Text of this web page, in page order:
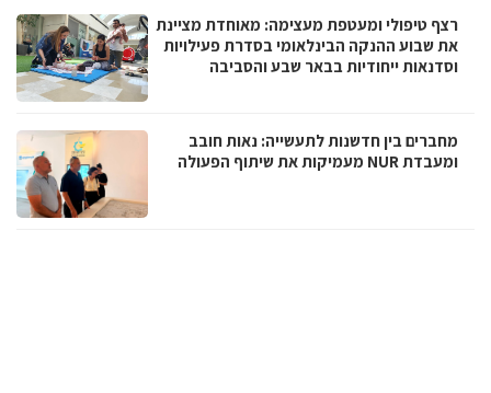
רצף טיפולי ומעטפת מעצימה: מאוחדת מציינת
את שבוע ההנקה הבינלאומי בסדרת פעילויות
וסדנאות ייחודיות בבאר שבע והסביבה
מחברים בין חדשנות לתעשייה: נאות חובב
ומעבדת NUR מעמיקות את שיתוף הפעולה